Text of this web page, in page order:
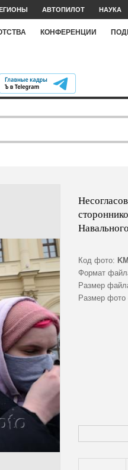
АВТОПИЛОТ НАУКА
КОНФЕРЕНЦИИ
Код фото:
Формат
Размер
Размер фото